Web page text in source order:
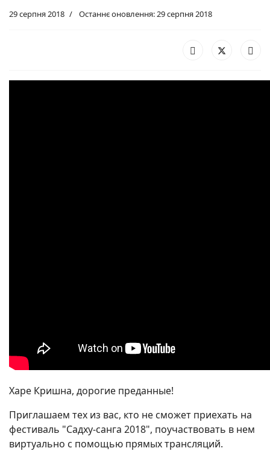
29 серпня 2018 Останнє оновлення: 29 серпня 2018
Харе Кришна, дорогие преданные!
Приглашаем тех из вас, кто не сможет приехать на
фестиваль "Садху-санга 2018", поучаствовать в нем
виртуально с помощью прямых трансляций.